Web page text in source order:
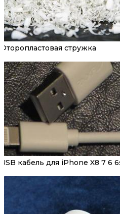
Фторопластовая стружка
USB кабель для iPhone X8 7 6